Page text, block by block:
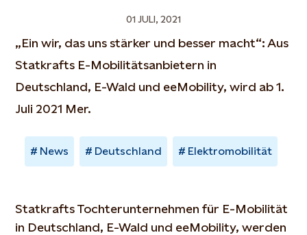
01 JULI, 2021
„Ein wir, das uns stärker und besser macht“: Aus
Statkrafts E-Mobilitätsanbietern in
Deutschland, E-Wald und eeMobility, wird ab 1.
Juli 2021 Mer.
News Deutschland Elektromobilität
Statkrafts Tochterunternehmen für E-Mobilität
in Deutschland, E-Wald und eeMobility, werden